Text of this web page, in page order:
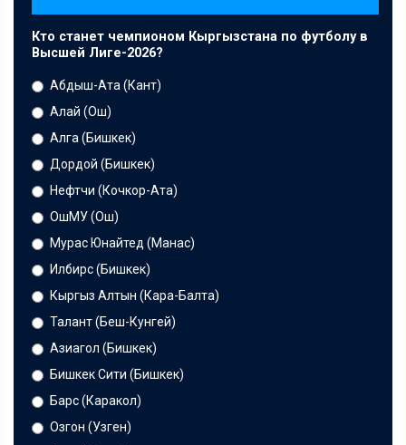
Кто станет чемпионом Кыргызстана по футболу в
Высшей Лиге-2026?
Абдыш-Ата (Кант)
Алай (Ош)
Алга (Бишкек)
Дордой (Бишкек)
Нефтчи (Кочкор-Ата)
ОшМУ (Ош)
Мурас Юнайтед (Манас)
Илбирс (Бишкек)
Кыргыз Алтын (Кара-Балта)
Талант (Беш-Кунгей)
Азиагол (Бишкек)
Бишкек Сити (Бишкек)
Барс (Каракол)
Озгон (Узген)